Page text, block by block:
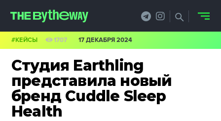
Студия Earthling
представила новый
бренд Cuddle Sleep
Health
#КЕЙСЫ 1707 17 ДЕКАБРЯ 2024
НОВОСТИ
PRO.ОБЗОР
КЕЙСЫ